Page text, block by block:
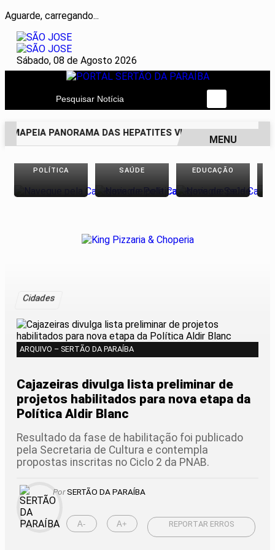
Aguarde, carregando...
Sábado, 08 de Agosto 2026
Pesquisar Notícia
MAPEIA PANORAMA DAS HEPATITES VIRAIS NO BRASIL NOS
EM ALTA
MENU
POLÍTICA SAÚDE EDUCAÇÃO
Cidades
ARQUIVO – SERTÃO DA PARAÍBA
Cajazeiras divulga lista preliminar de
projetos habilitados para nova etapa da
Política Aldir Blanc
Resultado da fase de habilitação foi publicado
pela Secretaria de Cultura e contempla
propostas inscritas no Ciclo 2 da PNAB.
PorSERTÃO DA PARAÍBA
A- A+ REPORTAR ERROS